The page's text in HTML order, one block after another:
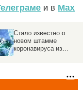
и в Max
Стало известно о
новом штамме
коронавируса из